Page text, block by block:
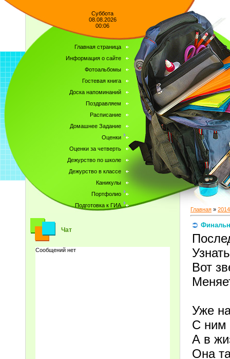
Суббота
08.08.2026
00:06
Главная страница
Информация о сайте
Фотоальбомы
Гостевая книга
Доска напоминаний
Поздравляем
Расписание
Домашнее Задание
Оценки
Оценки за четверть
Дежурство по школе
Дежурство в классе
Каникулы
Портфолио
Подготовка к ГИА
Чат
Главная » 2014
Вот
Уже
С ним
А в
Она